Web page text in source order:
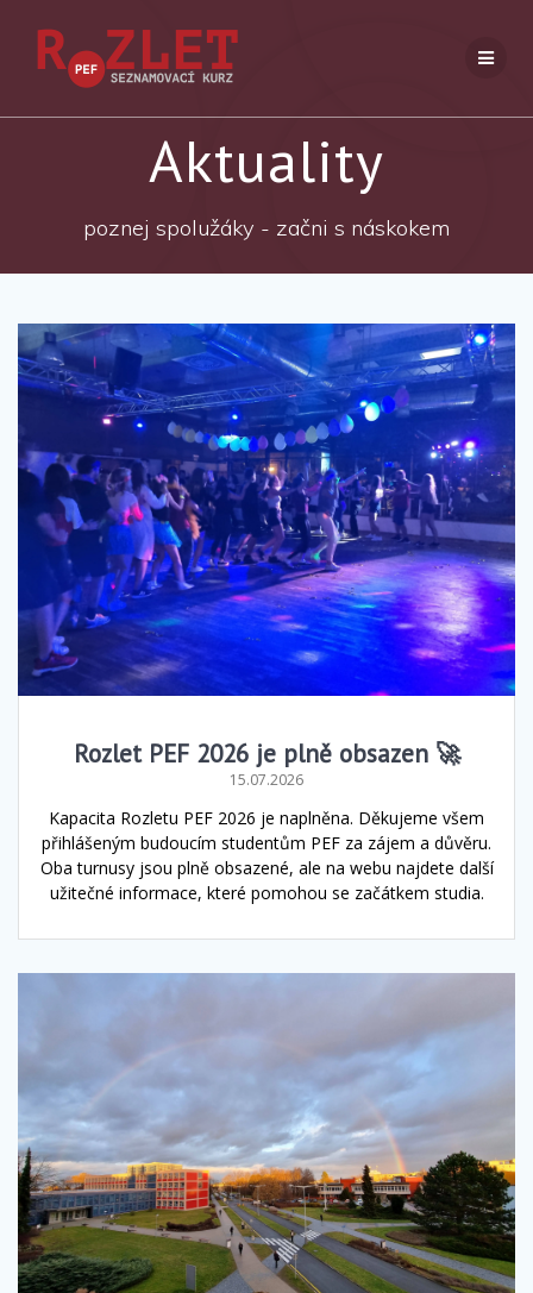
Aktuality
poznej spolužáky - začni s náskokem
Rozlet PEF 2026 je plně obsazen 🚀
15.07.2026
Kapacita Rozletu PEF 2026 je naplněna. Děkujeme všem
přihlášeným budoucím studentům PEF za zájem a důvěru.
Oba turnusy jsou plně obsazené, ale na webu najdete další
užitečné informace, které pomohou se začátkem studia.